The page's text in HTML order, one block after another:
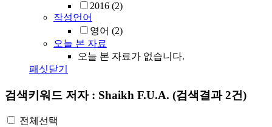
2016 (2)
작성언어
영어 (2)
오늘 본 자료
오늘 본 자료가 없습니다.
패싯닫기
검색키워드 저자 : Shaikh F.U.A. (검색결과 2건)
전체선택